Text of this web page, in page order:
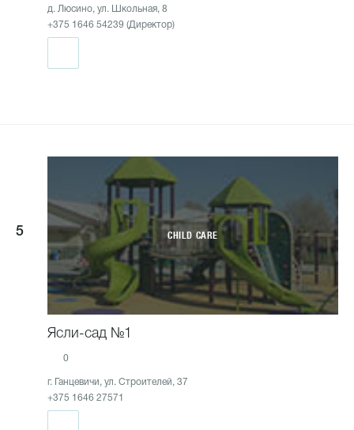
д. Люсино, ул. Школьная, 8
+375 1646 54239 (Директор)
5 CHILD CARE
Ясли-сад №1
0
г. Ганцевичи, ул. Строителей, 37
+375 1646 27571